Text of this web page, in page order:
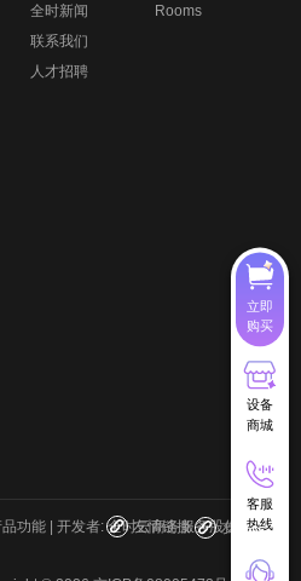
全时新闻
联系我们
人才招聘
Rooms
品功能| 开发者: 全时云商务服务股份有限
友情链接 友情链接
立即
购买
设备
商城
客服
热线